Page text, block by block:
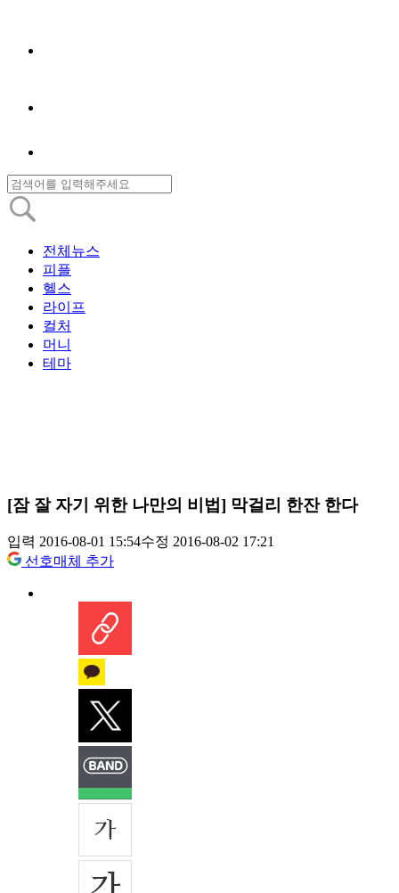
전체뉴스
피플
헬스
라이프
컬처
머니
테마
[잠 잘 자기 위한 나만의 비법] 막걸리 한잔 한다
입력 2016-08-01 15:54수정 2016-08-02 17:21
선호매체 추가